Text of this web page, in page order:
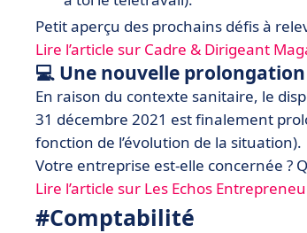
Petit aperçu des prochains défis à
Lire l’article sur Cadre & Dirigeant
💻 Une nouvelle
En raison du contexte sanitaire, le
31 décembre 2021 est finalement
fonction de l’évolution de la situation).
Votre entreprise est-elle concernée ?
Lire l’article sur Les Echos
#Comptabilité